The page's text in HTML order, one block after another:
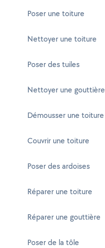
Poser une toiture
Nettoyer une toiture
Poser des tuiles
Nettoyer une gouttière
Démousser une toiture
Couvrir une toiture
Poser des ardoises
Réparer une toiture
Réparer une gouttière
Poser de la tôle